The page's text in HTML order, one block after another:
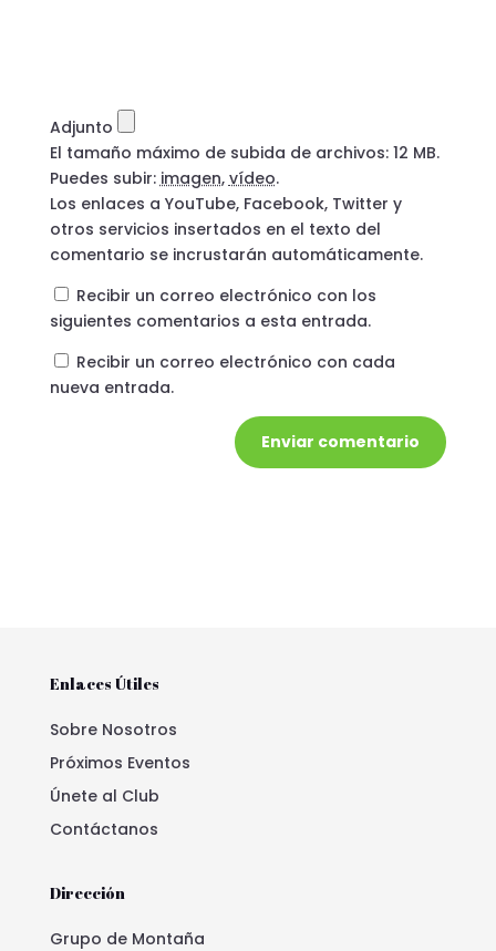
Adjunto
El tamaño máximo de subida de archivos: 12 MB.
Puedes subir: imagen, vídeo.
Los enlaces a YouTube, Facebook, Twitter y
otros servicios insertados en el texto del
comentario se incrustarán automáticamente.
Recibir un correo electrónico con los
siguientes comentarios a esta entrada.
Recibir un correo electrónico con cada
nueva entrada.
Enviar comentario
Enlaces Útiles
Sobre Nosotros
Próximos Eventos
Únete al Club
Contáctanos
Dirección
Grupo de Montaña